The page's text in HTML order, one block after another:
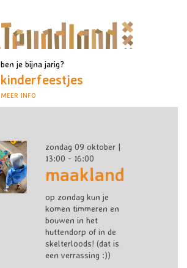
ben je bijna jarig?
kinderfeestjes
MEER INFO
zondag 09 oktober |
13:00 - 16:00
maakland
op zondag kun je
komen timmeren en
bouwen in het
huttendorp of in de
skelterloods! (dat is
een verrassing :))